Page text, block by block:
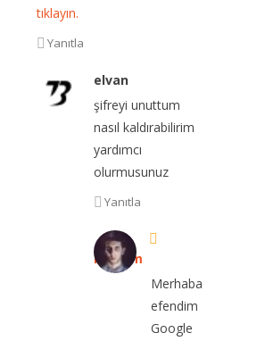
tıklayın.
Yanıtla
elvan
şifreyi unuttum
nasıl kaldırabilirim
yardımcı
olurmusunuz
Yanıtla
ibrahim
Merhaba
efendim
Google